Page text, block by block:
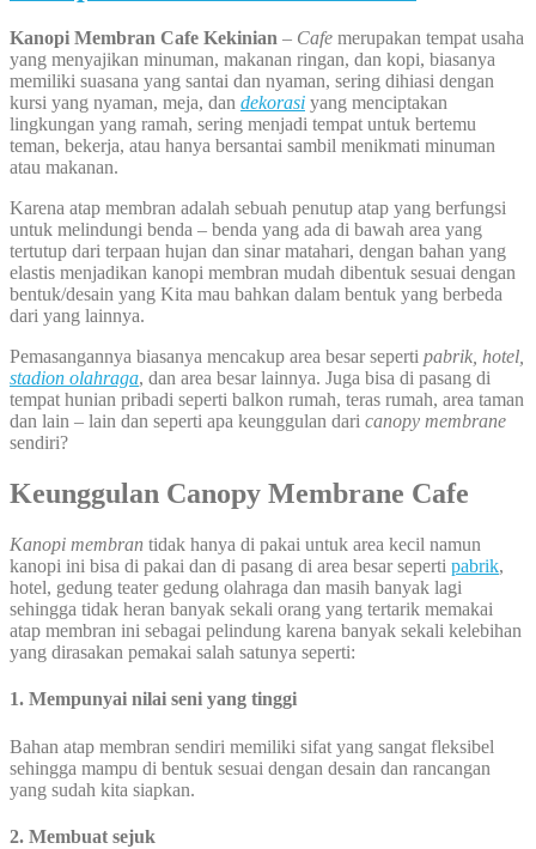
Kanopi Membran Cafe Kekinian – Cafe merupakan tempat usaha
yang menyajikan minuman, makanan ringan, dan kopi, biasanya
memiliki suasana yang santai dan nyaman, sering dihiasi dengan
kursi yang nyaman, meja, dan dekorasi yang menciptakan
lingkungan yang ramah, sering menjadi tempat untuk bertemu
teman, bekerja, atau hanya bersantai sambil menikmati minuman
atau makanan.
Karena atap membran adalah sebuah penutup atap yang berfungsi
untuk melindungi benda – benda yang ada di bawah area yang
tertutup dari terpaan hujan dan sinar matahari, dengan bahan yang
elastis menjadikan kanopi membran mudah dibentuk sesuai dengan
bentuk/desain yang Kita mau bahkan dalam bentuk yang berbeda
dari yang lainnya.
Pemasangannya biasanya mencakup area besar seperti pabrik, hotel,
stadion olahraga, dan area besar lainnya. Juga bisa di pasang di
tempat hunian pribadi seperti balkon rumah, teras rumah, area taman
dan lain – lain dan seperti apa keunggulan dari canopy membrane
sendiri?
Keunggulan Canopy Membrane Cafe
Kanopi membran tidak hanya di pakai untuk area kecil namun
kanopi ini bisa di pakai dan di pasang di area besar seperti pabrik,
hotel, gedung teater gedung olahraga dan masih banyak lagi
sehingga tidak heran banyak sekali orang yang tertarik memakai
atap membran ini sebagai pelindung karena banyak sekali kelebihan
yang dirasakan pemakai salah satunya seperti:
1. Mempunyai nilai seni yang tinggi
Bahan atap membran sendiri memiliki sifat yang sangat fleksibel
sehingga mampu di bentuk sesuai dengan desain dan rancangan
yang sudah kita siapkan.
2. Membuat sejuk